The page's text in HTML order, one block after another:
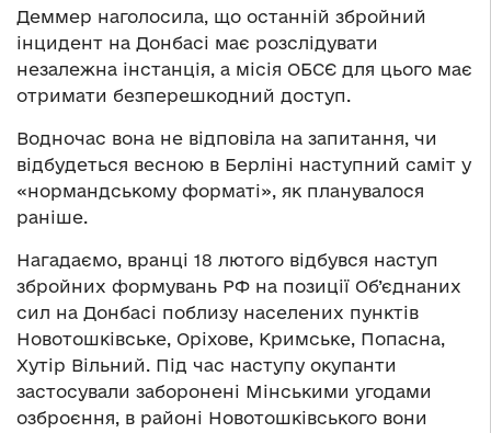
Деммер наголосила, що останній збройний
інцидент на Донбасі має розслідувати
незалежна інстанція, а місія ОБСЄ для цього має
отримати безперешкодний доступ.
Водночас вона не відповіла на запитання, чи
відбудеться весною в Берліні наступний саміт у
«нормандському форматі», як планувалося
раніше.
Нагадаємо, вранці 18 лютого відбувся наступ
збройних формувань РФ на позиції Об’єднаних
сил на Донбасі поблизу населених пунктів
Новотошківське, Оріхове, Кримське, Попасна,
Хутір Вільний. Під час наступу окупанти
застосували заборонені Мінськими угодами
озброєння, в районі Новотошківського вони